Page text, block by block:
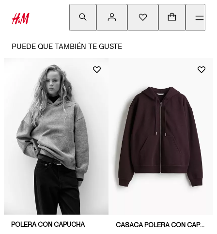
PUEDE QUE TAMBIÉN TE GUSTE
POLERA CON CAPUCHA CASACA POLERA CON CAPUCHA Y CIERRE